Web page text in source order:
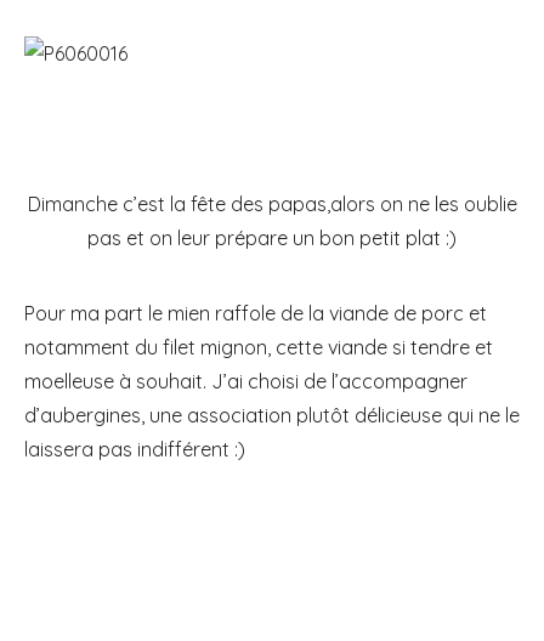
Dimanche c’est la fête des papas,alors on ne les oublie
pas et on leur prépare un bon petit plat :)
Pour ma part le mien raffole de la viande de porc et
notamment du filet mignon, cette viande si tendre et
moelleuse à souhait. J’ai choisi de l’accompagner
d’aubergines, une association plutôt délicieuse qui ne le
laissera pas indifférent :)